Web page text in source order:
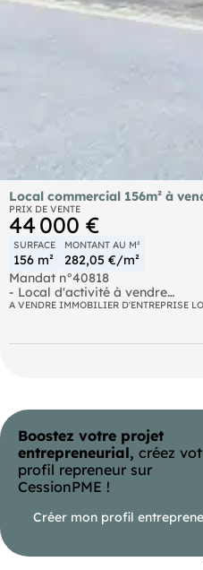
Local commercial 156m² à
PRIX DE VENTE
44 000 €
SURFACE
156 m²
MONTANT AU M²
282,05 €/m²
Mandat n°40818
- Local d'activité à vendre
Plus d'infos contactez PRO
- Prix de vente : 44000 € F.A.I
- Honoraires : 4000 € TTC à
A VENDRE IMMOBILIER D'ENTREPRISE
Boostez votre projet
entrepreneurial, créez
profil repreneur sur
CessionPME !
Créer mon profil